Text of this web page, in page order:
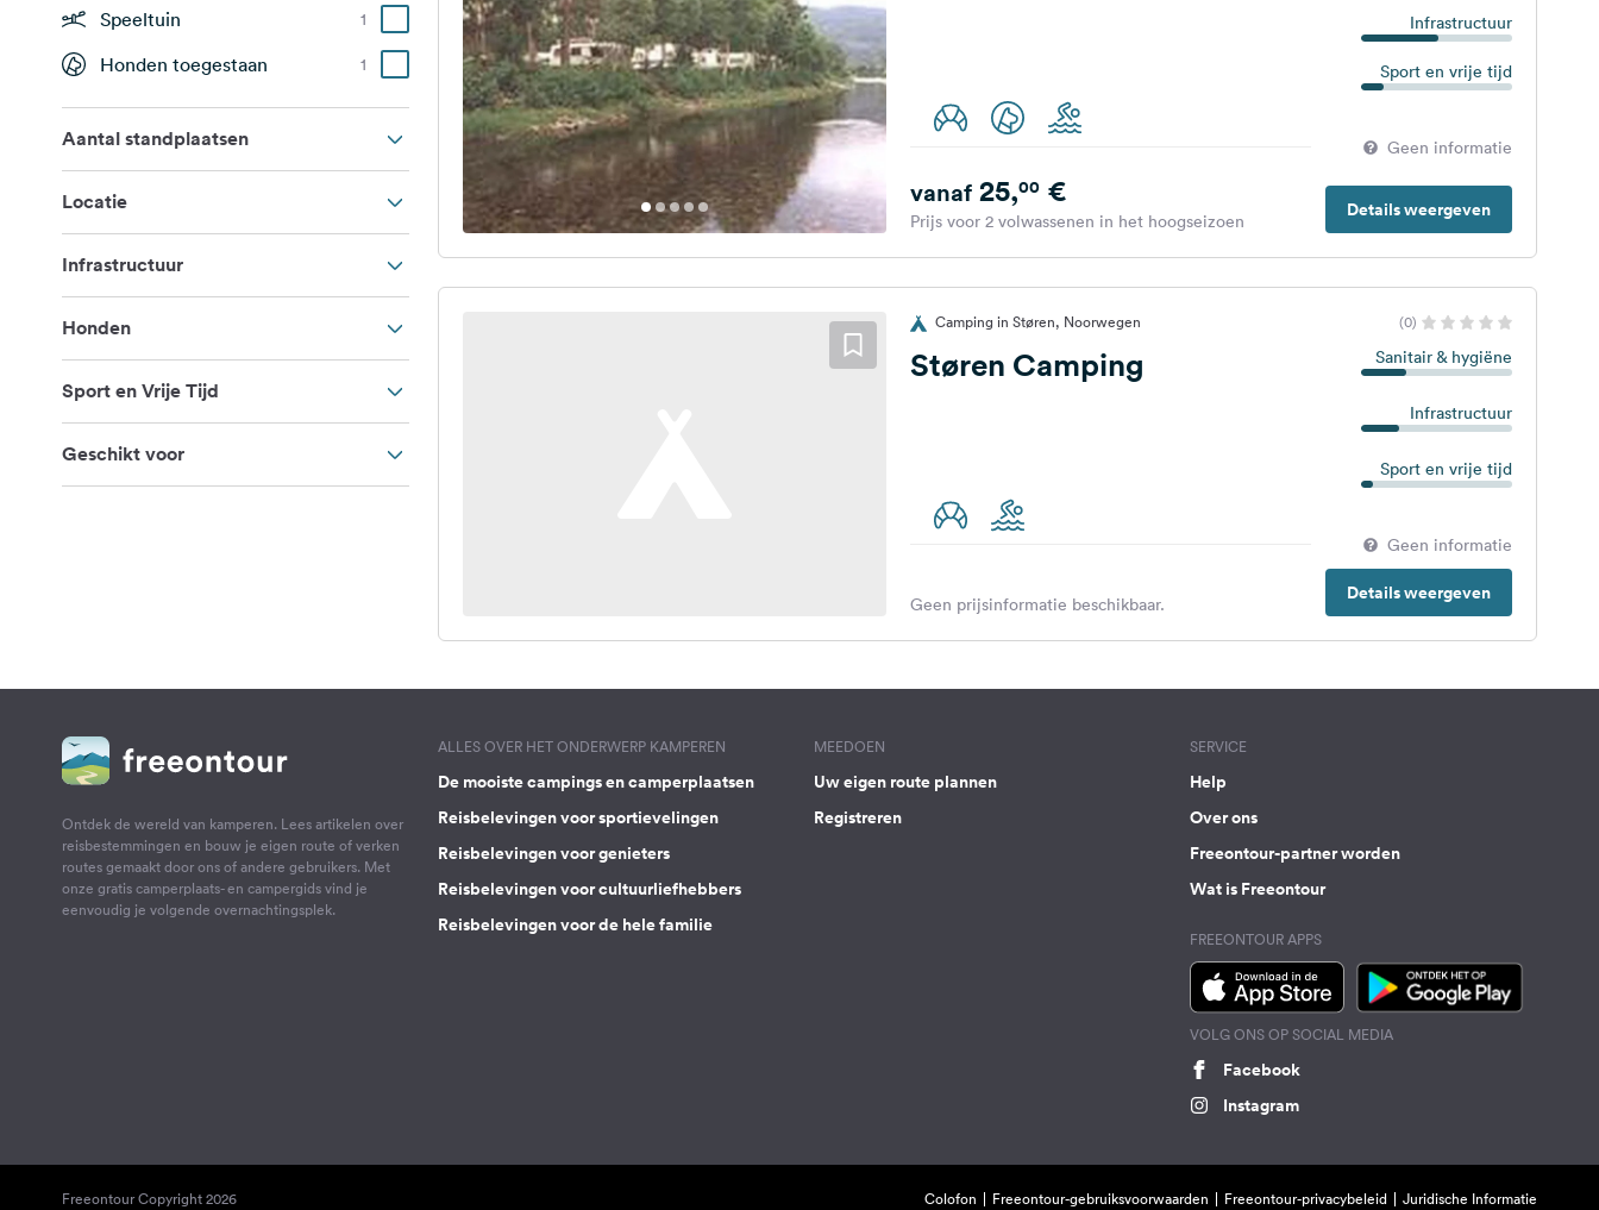
Speeltuin 1
Honden toegestaan 1
Aantal standplaatsen
Locatie
Infrastructuur
Honden
Sport en Vrije Tijd
Geschikt voor
Infrastructuur
Sport en vrije tijd
Geen informatie
Details weergeven
vanaf25,00€
Prijs voor 2 volwassenen in het hoogseizoen
Camping in Støren, Noorwegen (0)
Støren Camping Sanitair & hygiëne
Infrastructuur
Sport en vrije tijd
Geen informatie
Details weergeven
Geen prijsinformatie beschikbaar.
Ontdek de wereld van kamperen. Lees artikelen over
reisbestemmingen en bouw je eigen route of verken
routes gemaakt door ons of andere gebruikers. Met
onze gratis camperplaats- en campergids vind je
eenvoudig je volgende overnachtingsplek.
ALLES OVER HET ONDERWERP KAMPEREN
De mooiste campings en camperplaatsen
Reisbelevingen voor sportievelingen
Reisbelevingen voor genieters
Reisbelevingen voor cultuurliefhebbers
Reisbelevingen voor de hele familie
MEEDOEN
Uw eigen route plannen
Registreren
SERVICE
Help
Over ons
Freeontour-partner worden
Wat is Freeontour
FREEONTOUR APPS
VOLG ONS OP SOCIAL MEDIA
Facebook
Instagram
Freeontour Copyright 2026 Colofon Freeontour-gebruiksvoorwaarden Freeontour-privacybeleid Juridische Informatie